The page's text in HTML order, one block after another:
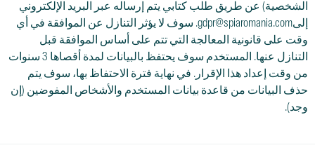
الشخصية) عن طريق طلب كتابي يتم إرساله عبر البريد الإلكتروني
إلىgdpr@spiaromania.com. سوف لا يؤثر التنازل عن الموافقة في أي
وقت على قانونية المعالجة التي تتم على أساس الموافقة قبل
التنازل عنها. المستخدم سوف يحتفظ بالبيانات لمدة أقصاها 3 سنوات
من وقت إعداد هذا الإقرار. في نهاية فترة الاحتفاظ بها، سوف يتم
حذف البيانات من قاعدة بيانات المستخدم والأشخاص المفوضين (إن
وجد).